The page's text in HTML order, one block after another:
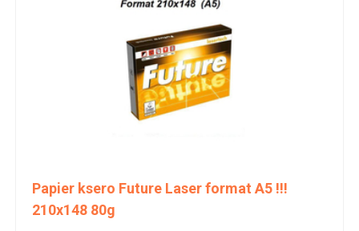
Papier ksero Future Laser format A5 !!!
210x148 80g